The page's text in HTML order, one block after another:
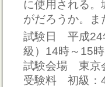
に使用される
がだろうか。
試験日 平成24
級）14時～15
試験会場 東京
受験料 初級：